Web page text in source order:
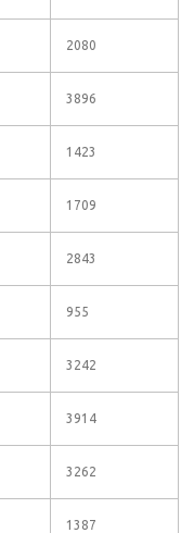
2080
3896
1423
1709
2843
955
3242
3914
3262
1387